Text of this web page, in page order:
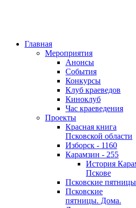
Главная
Мероприятия
Анонсы
События
Конкурсы
Клуб краеведов
Киноклуб
Час краеведения
Проекты
Красная книга
Псковской области
Изборск - 1160
Карамзин - 255
История
Пскове
Псковские пятницы
Псковские
пятницы. Дома.